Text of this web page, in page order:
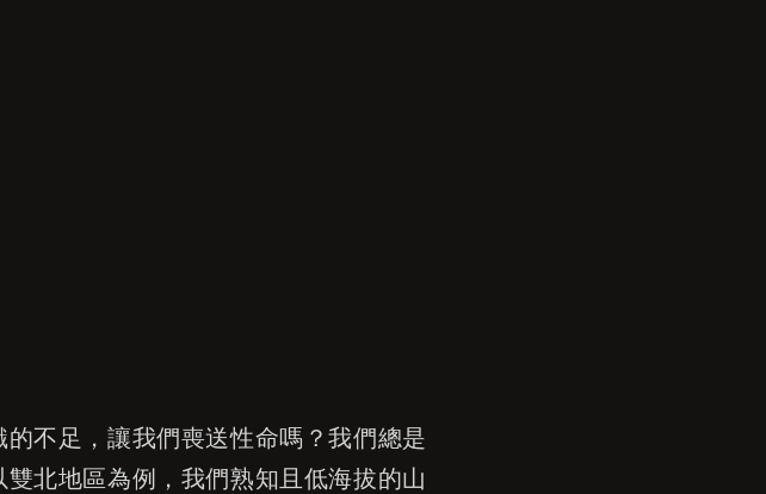
不足，讓我們喪送性命嗎？我們總是
北地區為例，我們熟知且低海拔的山